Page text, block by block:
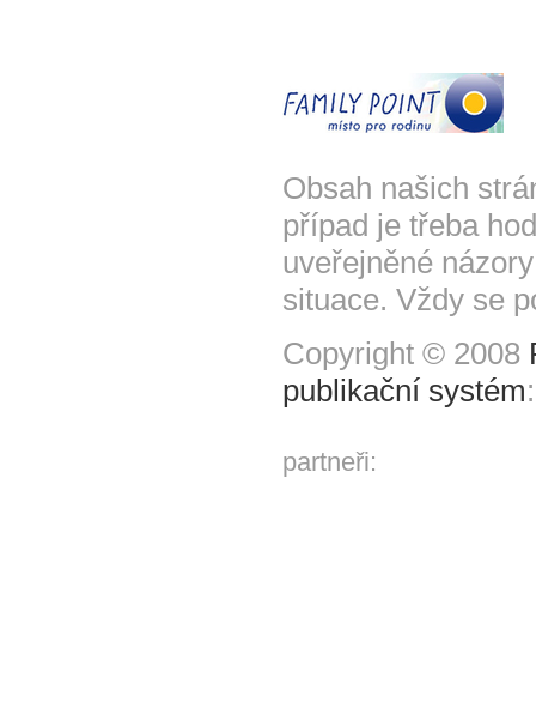
Obsah našich
případ je třeba
uveřejněné
situace. Vždy se
Copyright © 2008
publikační systém
partneři: